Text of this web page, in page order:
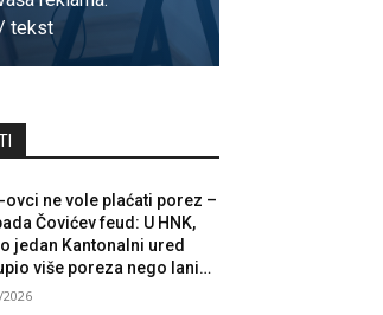
tekst
ovci ne vole plaćati porez –
Čovićev feud: U HNK,
jedan Kantonalni ured
više poreza nego lani…